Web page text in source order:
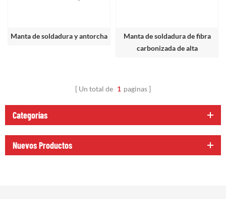
Manta de soldadura y antorcha
Manta de soldadura de fibra
carbonizada de alta
Un total de 1 paginas
Categorías
Nuevos Productos